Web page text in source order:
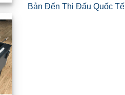
Bản Đến Thi Đấu Quốc Tế